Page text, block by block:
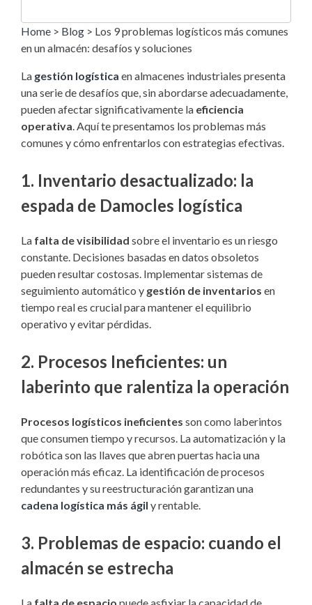
Home > Blog > Los 9 problemas logísticos más comunes
en un almacén: desafíos y soluciones
La gestión logística en almacenes industriales presenta
una serie de desafíos que, sin abordarse adecuadamente,
pueden afectar significativamente la eficiencia
operativa. Aquí te presentamos los problemas más
comunes y cómo enfrentarlos con estrategias efectivas.
1. Inventario desactualizado: la
espada de Damocles logística
La falta de visibilidad sobre el inventario es un riesgo
constante. Decisiones basadas en datos obsoletos
pueden resultar costosas. Implementar sistemas de
seguimiento automático y gestión de inventarios en
tiempo real es crucial para mantener el equilibrio
operativo y evitar pérdidas.
2. Procesos Ineficientes: un
laberinto que ralentiza la operación
Procesos logísticos ineficientes son como laberintos
que consumen tiempo y recursos. La automatización y la
robótica son las llaves que abren puertas hacia una
operación más eficaz. La identificación de procesos
redundantes y su reestructuración garantizan una
cadena logística más ágil y rentable.
3. Problemas de espacio: cuando el
almacén se estrecha
La falta de espacio puede asfixiar la capacidad de